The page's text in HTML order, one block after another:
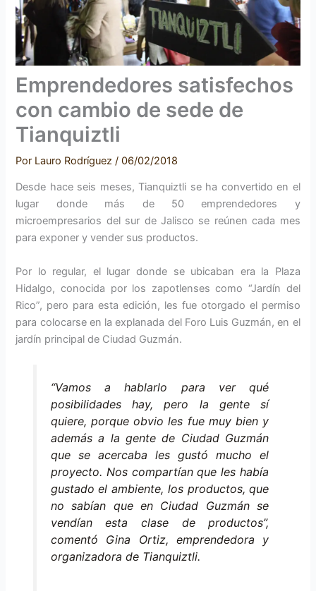
Emprendedores satisfechos
con cambio de sede de
Tianquiztli
Por Lauro Rodríguez/06/02/2018
Desde hace seis meses, Tianquiztli se ha convertido en el
lugar donde más de 50 emprendedores y
microempresarios del sur de Jalisco se reúnen cada mes
para exponer y vender sus productos.
Por lo regular, el lugar donde se ubicaban era la Plaza
Hidalgo, conocida por los zapotlenses como “Jardín del
Rico”, pero para esta edición, les fue otorgado el permiso
para colocarse en la explanada del Foro Luis Guzmán, en el
jardín principal de Ciudad Guzmán.
“Vamos a hablarlo para ver qué
posibilidades hay, pero la gente sí
quiere, porque obvio les fue muy bien y
además a la gente de Ciudad Guzmán
que se acercaba les gustó mucho el
proyecto. Nos compartían que les había
gustado el ambiente, los productos, que
no sabían que en Ciudad Guzmán se
vendían esta clase de productos”,
comentó Gina Ortiz, emprendedora y
organizadora de Tianquiztli.